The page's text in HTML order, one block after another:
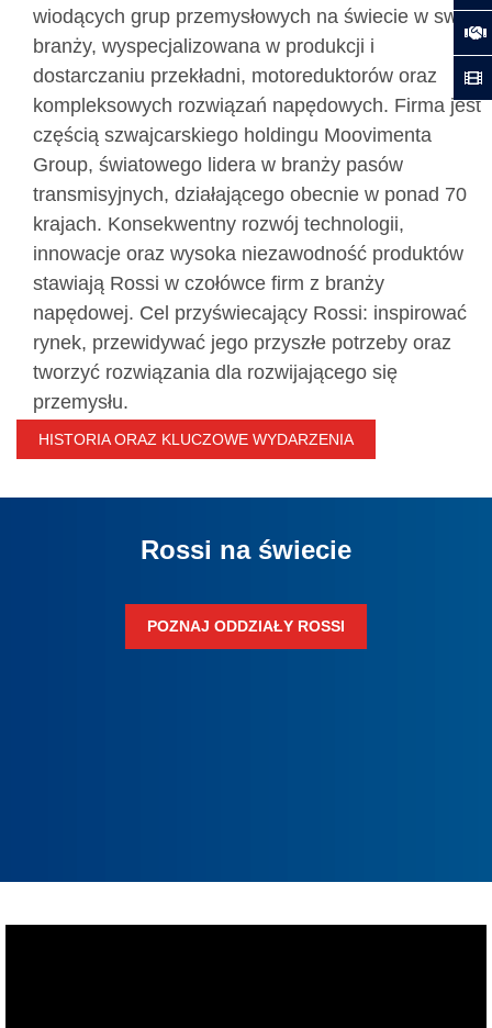
wiodących grup przemysłowych na świecie w swej
branży, wyspecjalizowana w produkcji i
dostarczaniu przekładni, motoreduktorów oraz
kompleksowych rozwiązań napędowych. Firma jest
częścią szwajcarskiego holdingu Moovimenta
Group, światowego lidera w branży pasów
transmisyjnych, działającego obecnie w ponad 70
krajach. Konsekwentny rozwój technologii,
innowacje oraz wysoka niezawodność produktów
stawiają Rossi w czołówce firm z branży
napędowej. Cel przyświecający Rossi: inspirować
rynek, przewidywać jego przyszłe potrzeby oraz
tworzyć rozwiązania dla rozwijającego się
przemysłu.
HISTORIA ORAZ KLUCZOWE WYDARZENIA
Rossi na świecie
POZNAJ ODDZIAŁY ROSSI